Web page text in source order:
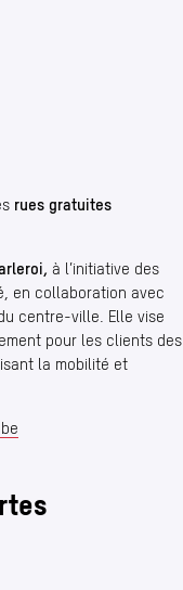
rues gratuites
à l’initiative des
en collaboration avec
centre-ville. Elle vise
pour les clients des
la mobilité et